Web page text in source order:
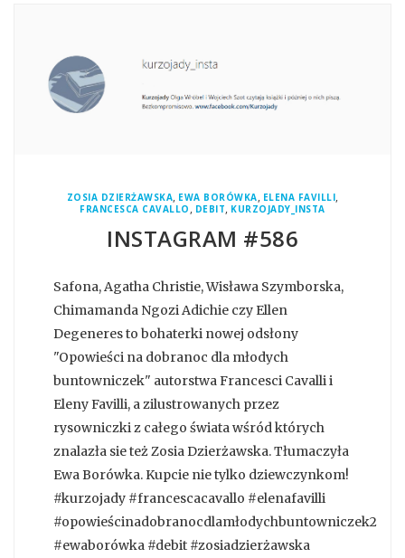
ZOSIA DZIERŻAWSKA, EWA BORÓWKA, ELENA FAVILLI,
FRANCESCA CAVALLO , DEBIT, KURZOJADY_INSTA
INSTAGRAM #586
Safona, Agatha Christie, Wisława Szymborska,
Chimamanda Ngozi Adichie czy Ellen
Degeneres to bohaterki nowej odsłony
"Opowieści na dobranoc dla młodych
buntowniczek" autorstwa Francesci Cavalli i
Eleny Favilli, a zilustrowanych przez
rysowniczki z całego świata wśród których
znalazła sie też Zosia Dzierżawska. Tłumaczyła
Ewa Borówka. Kupcie nie tylko dziewczynkom!
#kurzojady #francescacavallo #elenafavilli
#opowieścinadobranocdlamłodychbuntowniczek2
#ewaborówka #debit #zosiadzierżawska